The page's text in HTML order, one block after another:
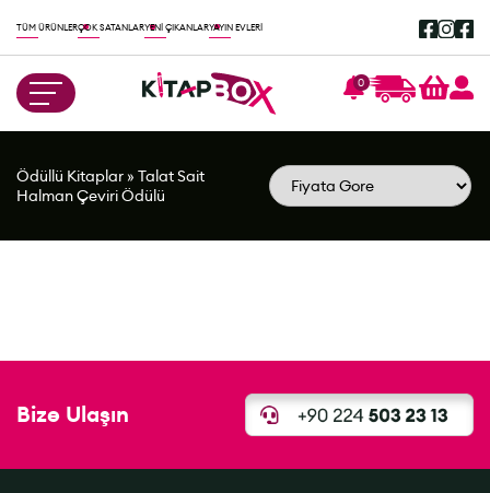
TÜM ÜRÜNLERÇOK SATANLARYENİ ÇIKANLARYAYIN EVLERİ
0
Ödüllü Kitaplar» Talat Sait
Halman Çeviri Ödülü
Bize Ulaşın